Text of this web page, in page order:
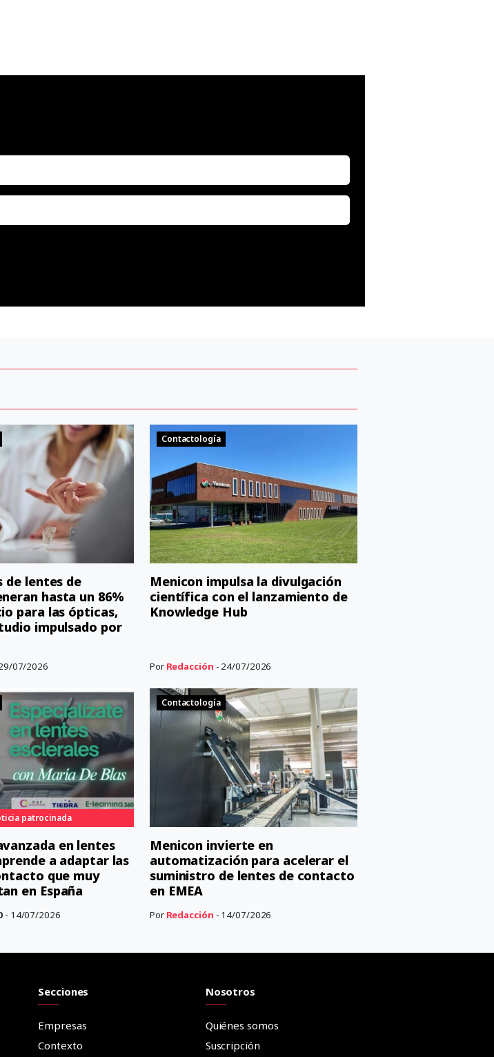
de lentes de
hasta un 86%
para las ópticas,
impulsado por
07/2026
Contactología
Menicon impulsa la divulgación
científica con el lanzamiento de
Knowledge Hub
Por Redacción - 24/07/2026
patrocinada
en lentes
a adaptar las
que muy
en España
- 14/07/2026
Contactología
Menicon invierte en
automatización para acelerar el
suministro de lentes de contacto
en EMEA
Por Redacción - 14/07/2026
Secciones
Empresas
Contexto
Nosotros
Quiénes somos
Suscripción